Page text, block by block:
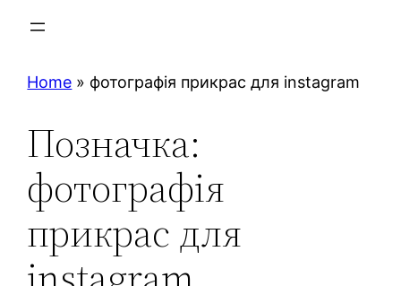
Home » фотографія прикрас для instagram
Позначка:
фотографія
прикрас для